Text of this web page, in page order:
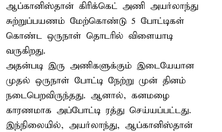
ஆப்கானிஸ்தான் கிரிக்கெட் அணி அயர்லாந்து
சுற்றுப்பயணம் மேற்கொண்டு 5 போட்டிகள்
கொண்ட ஒருநாள் தொடரில் விளையாடி
வருகிறது.
அதன்படி இரு அணிகளுக்கும் இடையேயான
முதல் ஒருநாள் போட்டி நேற்று முன் தினம்
நடைபெறவிருந்தது. ஆனால், கனமழை
காரணமாக அப்போட்டி ரத்து செய்யப்பட்டது.
இந்நிலையில், அயர்லாந்து, ஆப்கானிஸ்தான்